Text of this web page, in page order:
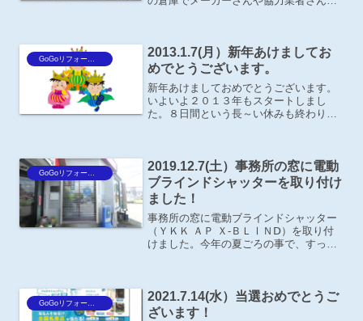
話で盛り上がりました。
GoGoリフォーム王Blog
2013.1.7(月）新年あけましてお
めでとうございます。
新年あけましておめでとうございます。
いよいよ２０１３年もスタートしまし
た。８日間という長～い休みも終わり、
たりして･･･それぞれのお...
2019.12.7(土）事務所の窓に電動
ブラインドシャッターを取り付け
ました！
事務所の窓に電動ブラインドシャッター
（ＹＫＫ ＡＰ Ｘ-ＢＬⅠＮⅮ）を取り付
けました。今年の夏ごろの事で、すっか
ご覧になりたい方は遠...
2021.7.14(水）当選おめでとうご
ざいます！